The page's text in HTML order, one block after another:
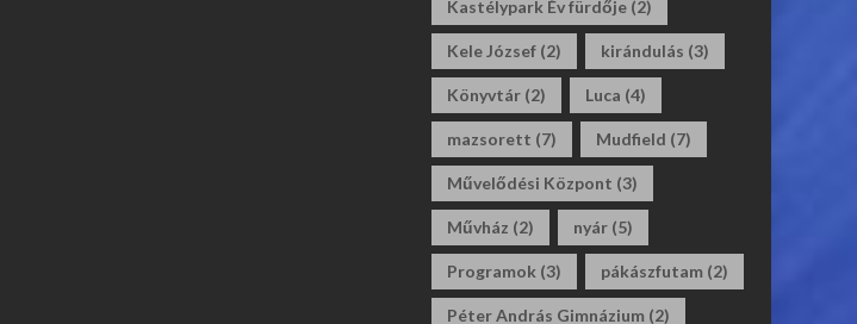
Kastélypark Év fürdője (2)
Kele József (2) kirándulás (3)
Könyvtár (2) Luca (4)
mazsorett (7) Mudfield (7)
Művelődési Központ (3)
Művház (2) nyár (5)
Programok (3) pákászfutam (2)
Péter András Gimnázium (2)